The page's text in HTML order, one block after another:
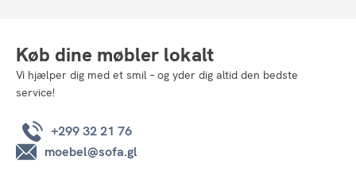
Køb dine møbler lokalt
Vi hjælper dig med et smil – og yder dig altid den bedste
service!
+299 32 21 76
moebel@sofa.gl